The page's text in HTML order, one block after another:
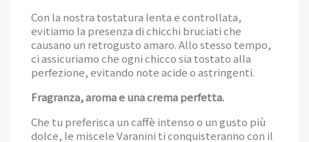
Con la nostra tostatura lenta e controllata,
evitiamo la presenza di chicchi bruciati che
causano un retrogusto amaro. Allo stesso tempo,
ci assicuriamo che ogni chicco sia tostato alla
perfezione, evitando note acide o astringenti.
Fragranza, aroma e una crema perfetta.
Che tu preferisca un caffè intenso o un gusto più
dolce, le miscele Varanini ti conquisteranno con il